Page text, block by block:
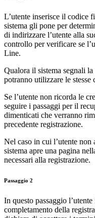
L’utente inserisce il codice
sistema gli pone per
di indirizzare l’utente alla
controllo per verificare se
Line.
Qualora il sistema segnali
potranno utilizzare le stesse
Se l’utente non ricorda le
seguire i passaggi per il
dimenticati che verranno
precedente registrazione.
Nel caso in cui l’utente non
sistema apre una pagina
necessari alla registrazione.
Passaggio 2
In questo passaggio
completamento della